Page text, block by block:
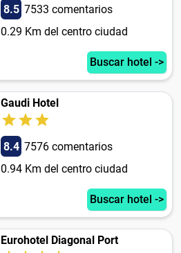
8.5 7533 comentarios
0.29 Km del centro ciudad
Buscar hotel ->
Gaudi Hotel
8.4 7576 comentarios
0.94 Km del centro ciudad
Buscar hotel ->
Eurohotel Diagonal Port